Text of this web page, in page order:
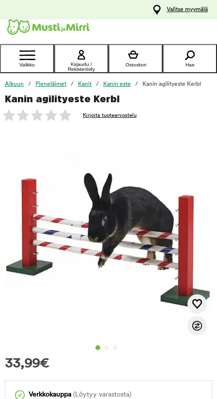
Ota yhteyttä
asiakaspalveluun
Valitse myymälä
Valikko
Kirjaudu /
Rekisteröidy
Ostoskori Hae
Alkuun Pieneläimet Kanit Kanin este Kanin agilityeste Kerbl
Kanin agilityeste Kerbl
Kirjoita tuotearvostelu
33,99€
Verkkokauppa (Löytyy varastosta)
foo